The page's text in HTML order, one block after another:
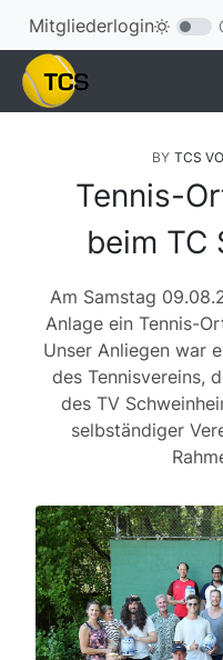
Mitgliederlogin
BY TCS
Tennis-
beim TC
Am Samstag
Anlage ein Tennis-
Unser Anliegen war
des Tennisvereins,
des TV
selbständiger